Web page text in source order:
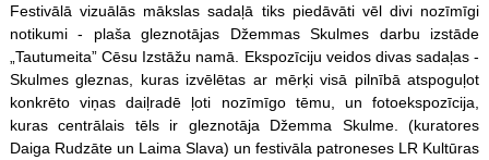
Festivālā vizuālās mākslas sadaļā tiks piedāvāti vēl divi nozīmīgi
notikumi - plaša gleznotājas Džemmas Skulmes darbu izstāde
„Tautumeita” Cēsu Izstāžu namā. Ekspozīciju veidos divas sadaļas -
Skulmes gleznas, kuras izvēlētas ar mērķi visā pilnībā atspoguļot
konkrēto viņas daiļradē ļoti nozīmīgo tēmu, un fotoekspozīcija,
kuras centrālais tēls ir gleznotāja Džemma Skulme. (kuratores
Daiga Rudzāte un Laima Slava) un festivāla patroneses LR Kultūras